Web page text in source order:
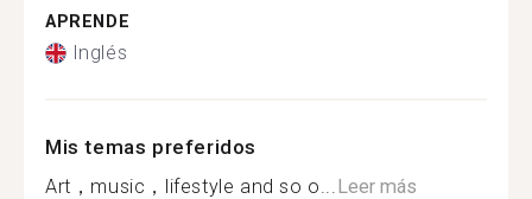
APRENDE
Inglés
Mis temas preferidos
Art，music，lifestyle and so o...Leer más